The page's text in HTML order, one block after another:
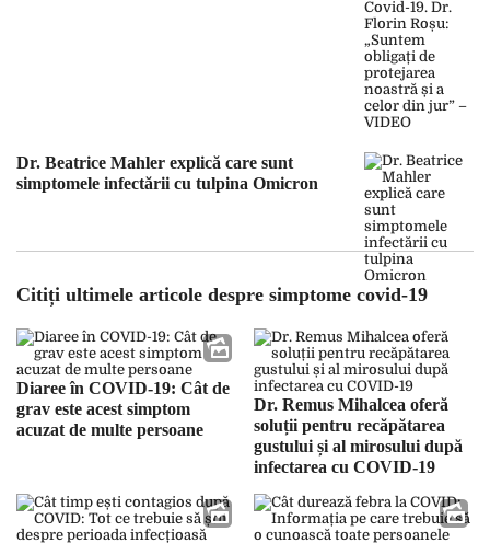
Dr. Beatrice Mahler explică care sunt
simptomele infectării cu tulpina Omicron
Citiți ultimele articole despre simptome covid-19
Diaree în COVID-19: Cât de
grav este acest simptom
acuzat de multe persoane
Dr. Remus Mihalcea oferă
soluții pentru recăpătarea
gustului și al mirosului după
infectarea cu COVID-19